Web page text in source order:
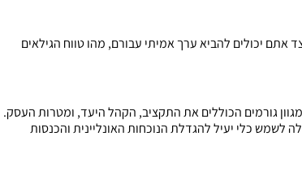
אתם יכולים להביא ערך אמיתי עבורם, מהו טווח הגילאים
גורמים הכוללים את התקציב, הקהל היעד, ומטרות העסק.
לשמש כלי יעיל להגדלת הנוכחות האונליינית והכנסות